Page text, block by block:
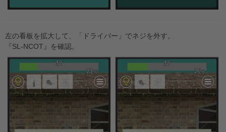
左の看板を拡大して、「ドライバー」でネジを外す。
『SL-NCOT』を確認。